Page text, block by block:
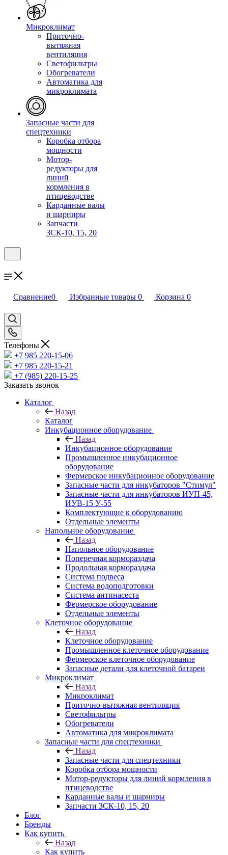
Микроклимат
Приточно-
вытяжная
вентиляция
Светофильтры
Обогреватели
Автоматика для
микроклимата
Запасные части для
спецтехники
Коробка отбора
мощности
Мотор-
редукторы для
линий
кормления в
птицеводстве
Карданные валы
и шарниры
Запчасти
ЗСК-10, 15, 20
Сравнение0 Избранные товары 0 Корзина 0
Телефоны
+7 985 220-15-06
+7 985 220-15-21
+7 (985) 220-15-25
Заказать звонок
Каталог
Назад
Каталог
Инкубационное оборудование
Назад
Инкубационное оборудование
Промышленное инкубационное
оборудование
Фермерское инкубационное оборудование
Запасные части для инкубаторов "Стимул"
Запасные части для инкубаторов ИУП-45,
ИУВ-15 У-55
Комплектующие к оборудованию
Отдельные элементы
Напольное оборудование
Назад
Напольное оборудование
Поперечная кормораздача
Продольная кормораздача
Система подвеса
Система водоподготовки
Система антинасеста
Фермерское оборудование
Отдельные элементы
Клеточное оборудование
Назад
Клеточное оборудование
Промышленное клеточное оборудование
Фермерское клеточное оборудование
Запасные детали для клеточной батареи
Микроклимат
Назад
Микроклимат
Приточно-вытяжная вентиляция
Светофильтры
Обогреватели
Автоматика для микроклимата
Запасные части для спецтехники
Назад
Запасные части для спецтехники
Коробка отбора мощности
Мотор-редукторы для линий кормления в
птицеводстве
Карданные валы и шарниры
Запчасти ЗСК-10, 15, 20
Блог
Бренды
Как купить
Назад
Как купить